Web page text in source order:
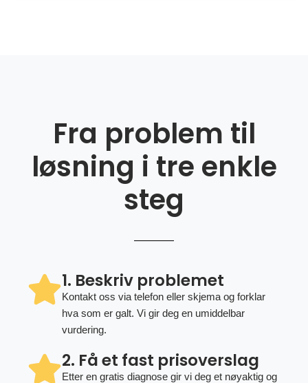
Fra problem til
løsning i tre enkle
steg
1. Beskriv problemet
Kontakt oss via telefon eller skjema og forklar
hva som er galt. Vi gir deg en umiddelbar
vurdering.
2. Få et fast prisoverslag
Etter en gratis diagnose gir vi deg et nøyaktig og